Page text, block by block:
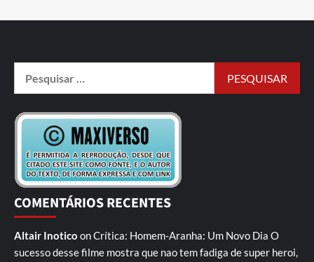
COMENTÁRIOS RECENTES
Altair Inotico onCrítica: Homem-Aranha: Um Novo Dia O
sucesso desse filme mostra que nao tem fadiga de super heroi,